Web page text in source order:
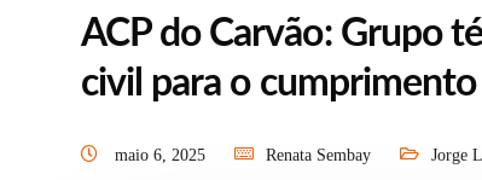
ACP do Carvão: Grupo
civil para o
maio 6, 2025 Renata Sembay Jorge